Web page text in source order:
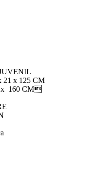
x 125 CM
x 160 CM